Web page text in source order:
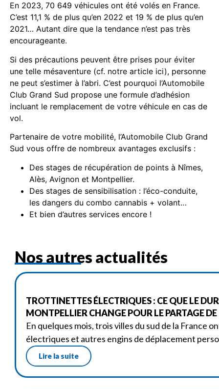
En 2023, 70 649 véhicules ont été volés en France.
C’est 11,1 % de plus qu’en 2022 et 19 % de plus qu’en
2021… Autant dire que la tendance n’est pas très
encourageante.
Si des précautions peuvent être prises pour éviter
une telle mésaventure (cf. notre article ici), personne
ne peut s’estimer à l’abri. C’est pourquoi l’Automobile
Club Grand Sud propose une formule d’adhésion
incluant le remplacement de votre véhicule en cas de
vol.
Partenaire de votre mobilité, l’Automobile Club Grand
Sud vous offre de nombreux avantages exclusifs :
Des stages de récupération de points à Nîmes,
Alès, Avignon et Montpellier.
Des stages de sensibilisation : l’éco-conduite,
les dangers du combo cannabis + volant…
Et bien d’autres services encore !
Nos autres actualités
TROTTINETTES ÉLECTRIQUES : CE QUE LE
MONTPELLIER CHANGE POUR LE PARTAGE
En quelques mois, trois villes du sud de la
électriques et autres engins de déplacement
Lire la suite